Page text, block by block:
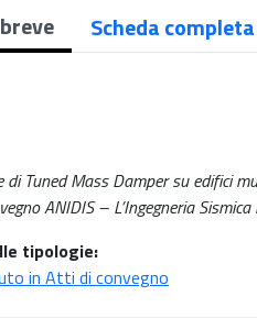
Scheda completa
di Tuned Mass Damper su edifici
ANIDIS – L’Ingegneria
tipologie:
in Atti di convegno